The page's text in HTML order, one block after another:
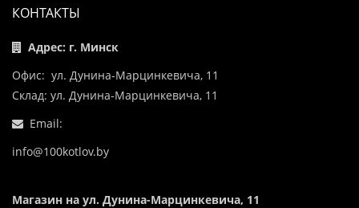
КОНТАКТЫ
Адрес: г. Минск
Офис: ул. Дунина-Марцинкевича, 11
Склад: ул. Дунина-Марцинкевича, 11
Email:
info@100kotlov.by
Магазин на ул. Дунина-Марцинкевича, 11